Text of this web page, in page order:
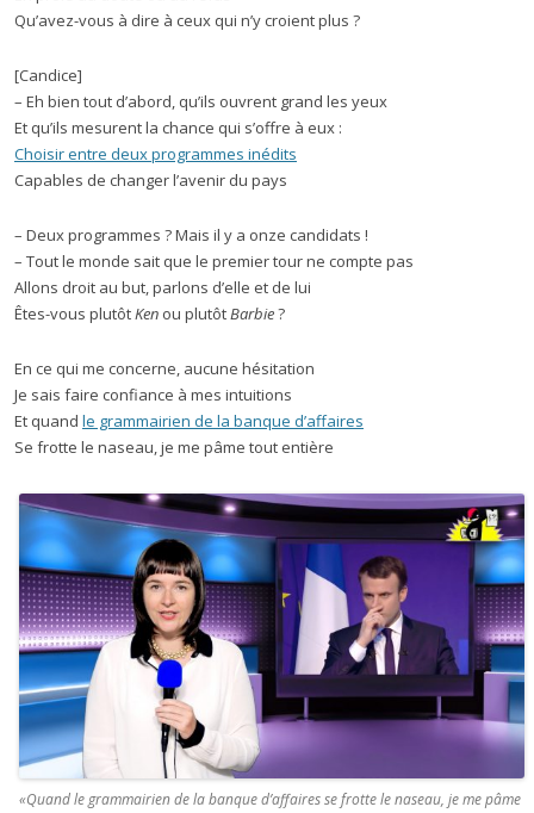
Qu’avez-vous à dire à ceux qui n’y croient plus ?
[Candice]
– Eh bien tout d’abord, qu’ils ouvrent grand les yeux
Et qu’ils mesurent la chance qui s’offre à eux :
Choisir entre deux programmes inédits
Capables de changer l’avenir du pays
– Deux programmes ? Mais il y a onze candidats !
– Tout le monde sait que le premier tour ne compte pas
Allons droit au but, parlons d’elle et de lui
Êtes-vous plutôtKen ou plutôtBarbie?
En ce qui me concerne, aucune hésitation
Je sais faire confiance à mes intuitions
Et quand le grammairien de la banque d’affaires
Se frotte le naseau, je me pâme tout entière
«Quand le grammairien de la banque d’affaires se frotte le naseau, je me pâme